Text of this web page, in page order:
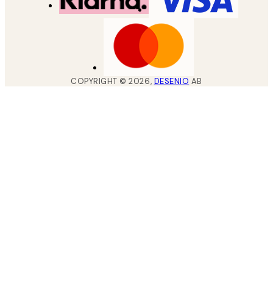
COPYRIGHT ©2026, DESENIO AB